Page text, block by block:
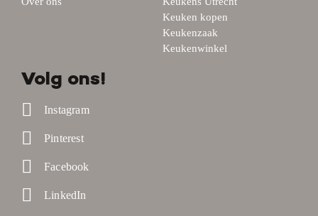
Keuken kopen
Keukenzaak
Keukenwinkel
Volg ons!
Instagram
Pinterest
Facebook
LinkedIn